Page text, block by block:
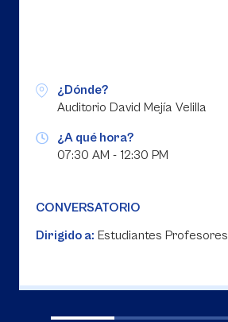
¿Dónde?
Auditorio David Mejía Velilla
¿A qué hora?
07:30 AM - 12:30 PM
CONVERSATORIO
Dirigido a: Estudiantes Profesores